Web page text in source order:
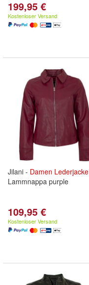
199,95 €
Kostenloser Versand
Jilani - Damen Lederjacke
Lammnappa purple
109,95 €
Kostenloser Versand